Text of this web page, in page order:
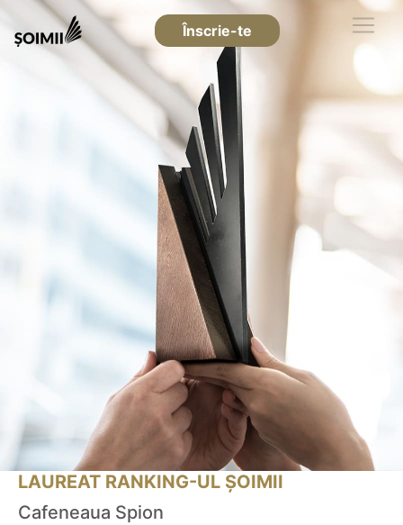
Înscrie-te
LAUREAT RANKING-UL ȘOIMII
Cafeneaua Spion